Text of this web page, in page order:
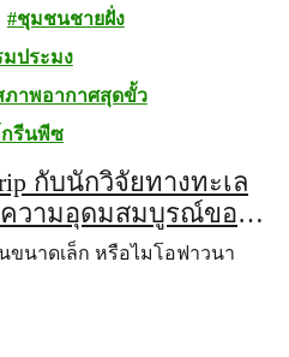
ชุมชนชายฝั่ง
ประมง
าพอากาศสุดขั้ว
รีนพีซ
กับนักวิจัยทางทะเล
วามอุดมสมบูรณ์ของ
ขนาดเล็ก หรือไมโอฟาวนา